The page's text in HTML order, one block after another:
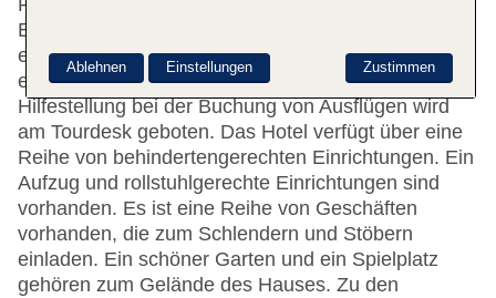
Französisch) mit Rat und Tat zur Seite. Die
Einrichtung umfasst eine Gepäckaufbewahrung,
einen Safe und eine Wechselstube. Per WLAN
erhalten die Gäste Zugang zum Internet.
Hilfestellung bei der Buchung von Ausflügen wird
am Tourdesk geboten. Das Hotel verfügt über eine
Reihe von behindertengerechten Einrichtungen. Ein
Aufzug und rollstuhlgerechte Einrichtungen sind
vorhanden. Es ist eine Reihe von Geschäften
vorhanden, die zum Schlendern und Stöbern
einladen. Ein schöner Garten und ein Spielplatz
gehören zum Gelände des Hauses. Zu den
Zustimmen
Ablehnen Einstellungen